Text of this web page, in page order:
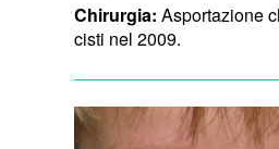
Chirurgia: Asportazione
cisti nel 2009.